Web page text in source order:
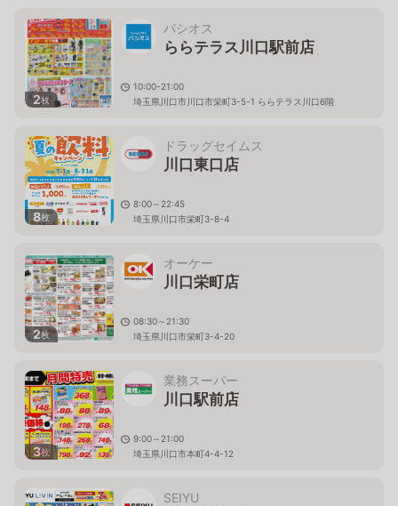
2枚
パシオス
ららテラス川口駅前店
10:00-21:00
埼玉県川口市川口市栄町3-5-1 ららテラス川口6階
8枚
ドラッグセイムス
川口東口店
8:00～22:45
埼玉県川口市栄町3-8-4
2枚
オーケー
川口栄町店
08:30～21:30
埼玉県川口市栄町3-4-20
3枚
業務スーパー
川口駅前店
9:00～21:00
埼玉県川口市本町4-4-12
SEIYU